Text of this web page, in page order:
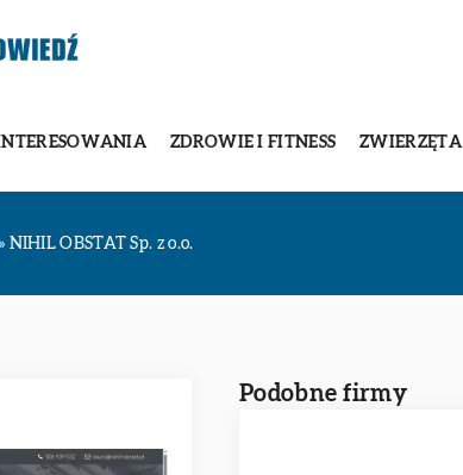
ZDROWIE I FITNESS ZWIERZĘTA
» NIHIL OBSTAT Sp. z o.o.
Podobne firmy